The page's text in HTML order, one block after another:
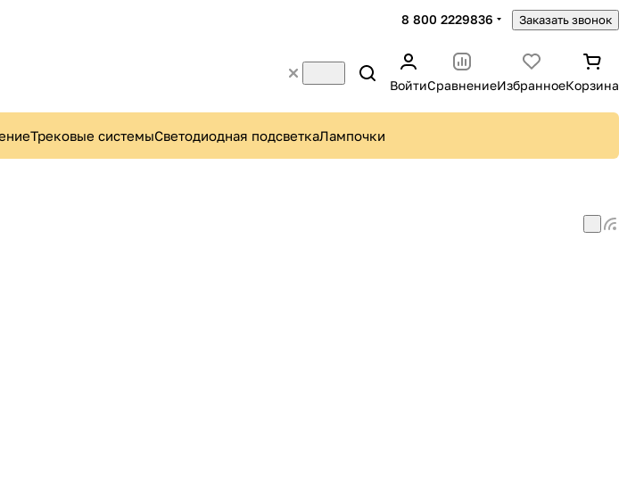
8 800 2229836 Заказать звонок
ВойтиСравнениеИзбранноеКорзина
Трековые системыСветодиодная подсветкаЛампочки